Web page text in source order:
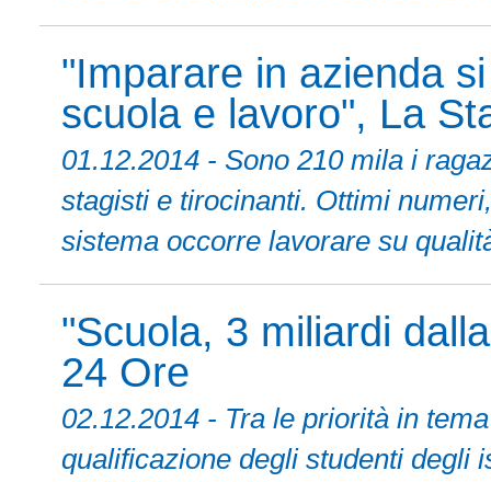
"Imparare in azienda
scuola e lavoro", La
01.12.2014 - Sono 210 mila i
stagisti e tirocinanti. Ottimi
sistema occorre lavorare su
"Scuola, 3 miliardi
24 Ore
02.12.2014 - Tra le priorità in
qualificazione degli studenti degli